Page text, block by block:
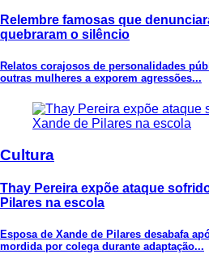
Relembre famosas que
quebraram o silêncio
Relatos corajosos de personalidades
outras mulheres a exporem agressões...
Cultura
Thay Pereira expõe ataque
Pilares na escola
Esposa de Xande de Pilares desabafa
mordida por colega durante adaptação...